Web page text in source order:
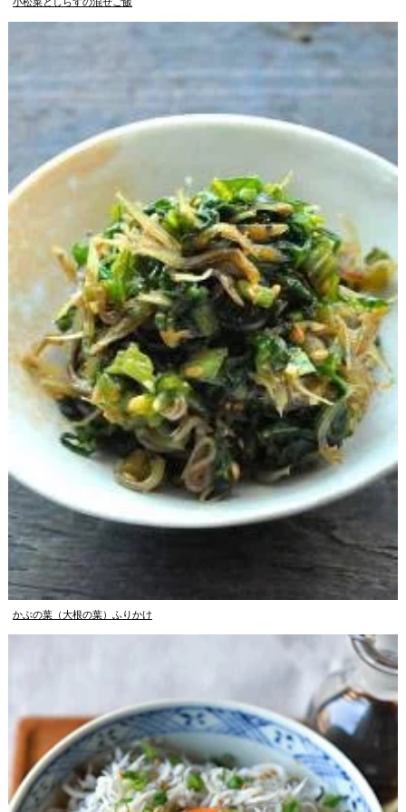
かぶの葉（大根の葉）ふりかけ